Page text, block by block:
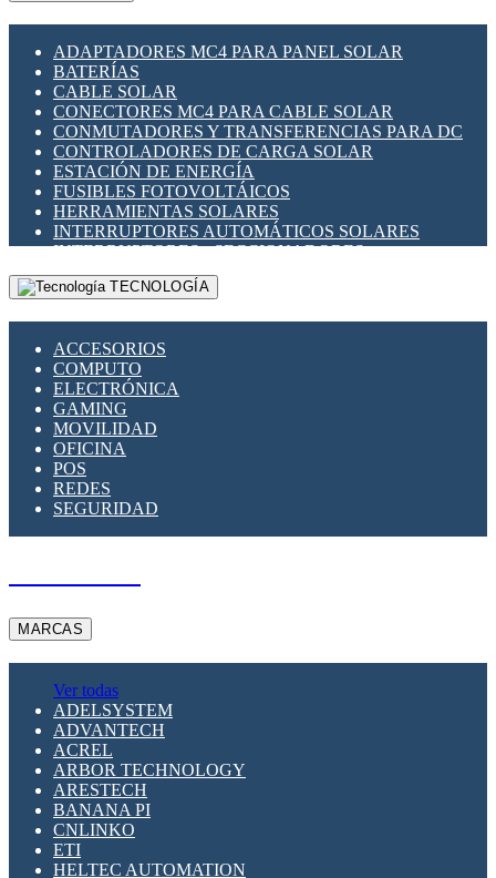
ADAPTADORES MC4 PARA PANEL SOLAR
BATERÍAS
CABLE SOLAR
CONECTORES MC4 PARA CABLE SOLAR
CONMUTADORES Y TRANSFERENCIAS PARA DC
CONTROLADORES DE CARGA SOLAR
ESTACIÓN DE ENERGÍA
FUSIBLES FOTOVOLTÁICOS
HERRAMIENTAS SOLARES
INTERRUPTORES AUTOMÁTICOS SOLARES
INTERRUPTORES - SECCIONADORES
FOTOVOLTÁICOS
MONTAJE PANEL SOLAR
SUPRESOR DE TRANSIENTES SPDS PARA
APLICACIONES FOTOVOLTAICAS
TECNOLOGÍA
ACCESORIOS
COMPUTO
ELECTRÓNICA
GAMING
MOVILIDAD
OFICINA
POS
REDES
SEGURIDAD
MARCAS
Ver todas
ADELSYSTEM
ADVANTECH
ACREL
ARBOR TECHNOLOGY
ARESTECH
BANANA PI
CNLINKO
ETI
HELTEC AUTOMATION